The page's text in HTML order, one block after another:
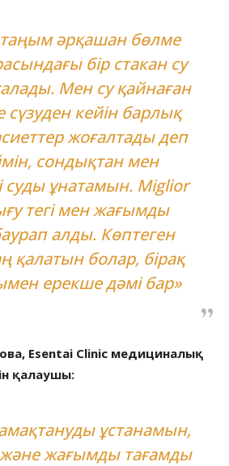
әрқашан бөлме
бір стакан су
Мен су қайнаған
сүзуден кейін барлық
жоғалтады деп
сондықтан мен
суды ұнатамын. Miglior
тегі мен жағымды
алды. Көптеген
қалатын болар, бірақ
ерекше дәмі бар»
Esentai Clinic медициналық
қалаушы:
ұстанамын,
жағымды тағамды